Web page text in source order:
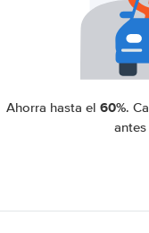
Ahorra hasta el 60%.